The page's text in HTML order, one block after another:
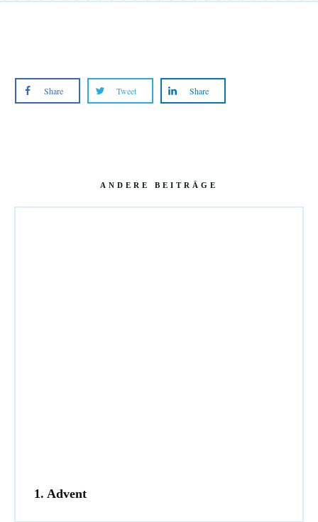
Share Tweet Share
ANDERE BEITRÄGE
1. Advent